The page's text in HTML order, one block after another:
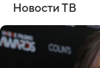
Новости ТВ